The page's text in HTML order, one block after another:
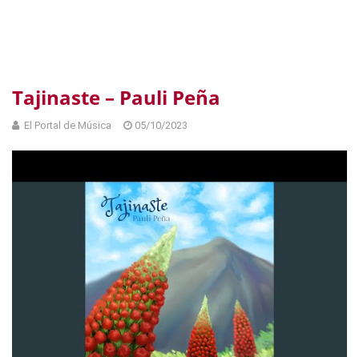
Tajinaste – Pauli Peña
El Portal de Música 05/10/2023